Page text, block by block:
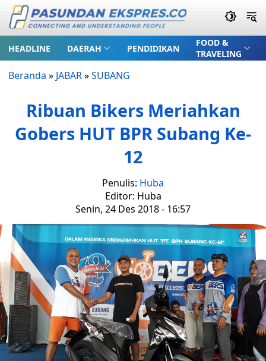
HEADLINE DAERAH PENDIDIKAN
FOOD &
TRAVELING
Beranda » JABAR»SUBANG
Ribuan Bikers Meriahkan
Gobers HUT BPR Subang Ke-
12
Penulis: Huba
Editor: Huba
Senin, 24 Des 2018 - 16:57